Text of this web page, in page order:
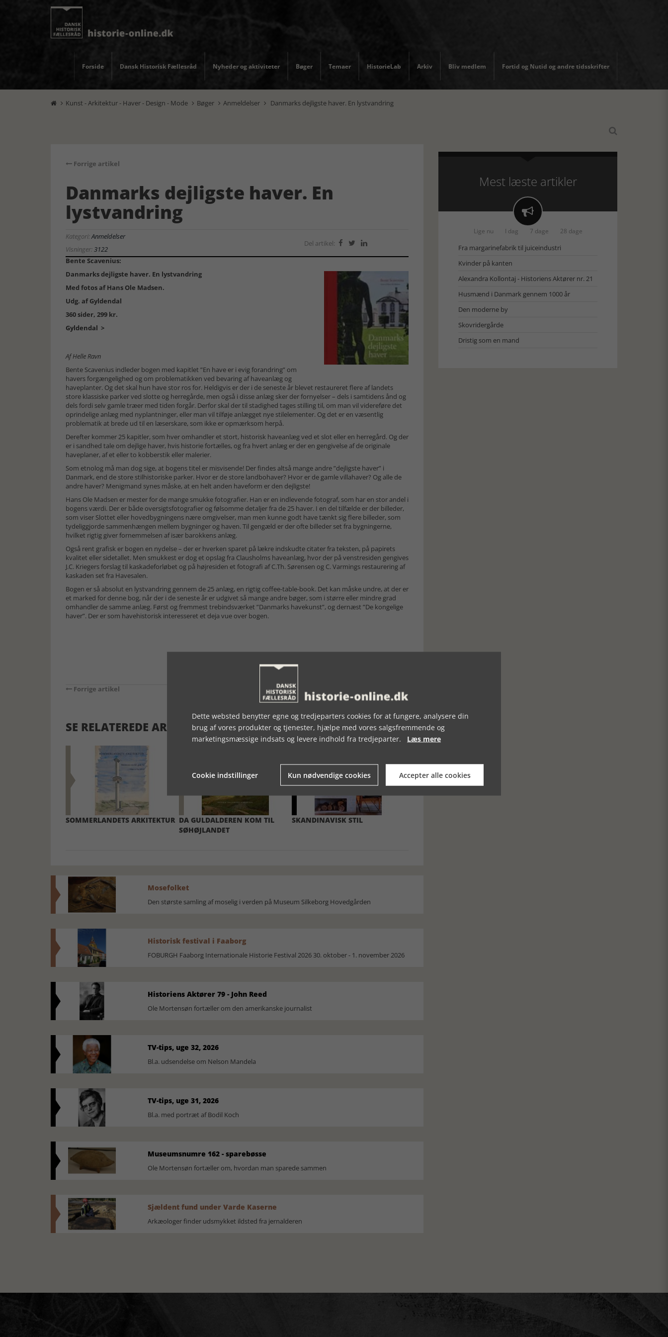
Forside Dansk Historisk Fællesråd Nyheder og aktiviteter Bøger Temaer HistorieLab Arkiv Bliv medlem Fortid og Nutid og andre tidsskrifter
 Kunst - Arkitektur - Haver - Design - Mode  Bøger  Anmeldelser  Danmarks dejligste haver. En lystvandring

Forrige artikel
Danmarks dejligste haver. En
lystvandring
Kategori:Anmeldelser
Visninger:3122
Del artikel:   
Bente Scavenius:
Danmarks dejligste haver. En lystvandring
Med fotos af Hans Ole Madsen.
Udg. af Gyldendal
360 sider, 299 kr.
Gyldendal >
Af Helle Ravn
Bente Scavenius indleder bogen med kapitlet ”En have er i evig forandring” om
havers forgængelighed og om problematikken ved bevaring af haveanlæg og
haveplanter. Og det skal hun have stor ros for. Heldigvis er der i de seneste år blevet restaureret flere af landets
store klassiske parker ved slotte og herregårde, men også i disse anlæg sker der fornyelser – dels i samtidens ånd og
dels fordi selv gamle træer med tiden forgår. Derfor skal der til stadighed tages stilling til, om man vil videreføre det
oprindelige anlæg med nyplantninger, eller man vil tilføje anlægget nye stilelementer. Og det er en væsentlig
problematik at brede ud til en læserskare, som ikke er opmærksom herpå.
Derefter kommer 25 kapitler, som hver omhandler et stort, historisk haveanlæg ved et slot eller en herregård. Og der
er i sandhed tale om dejlige haver, hvis historie fortælles, og fra hvert anlæg er der en gengivelse af de originale
haveplaner, af et eller to kobberstik eller malerier.
Som etnolog må man dog sige, at bogens titel er misvisende! Der findes altså mange andre ”dejligste haver” i
Danmark, end de store stilhistoriske parker. Hvor er de store landbohaver? Hvor er de gamle villahaver? Og alle de
andre haver? Menigmand synes måske, at en helt anden haveform er den dejligste!
Hans Ole Madsen er mester for de mange smukke fotografier. Han er en indlevende fotograf, som har en stor andel i
bogens værdi. Der er både oversigtsfotografier og følsomme detaljer fra de 25 haver. I en del tilfælde er der billeder,
som viser Slottet eller hovedbygningens nære omgivelser, man men kunne godt have tænkt sig flere billeder, som
tydeliggjorde sammenhængen mellem bygninger og haven. Til gengæld er der ofte billeder set fra bygningerne,
hvilket rigtig giver fornemmelsen af især barokkens anlæg.
Også rent grafisk er bogen en nydelse – der er hverken sparet på lækre indskudte citater fra teksten, på papirets
kvalitet eller sidetallet. Men smukkest er dog et opslag fra Clausholms haveanlæg, hvor der på venstresiden gengives
J.C. Kriegers forslag til kaskadeforløbet og på højresiden et fotografi af C.Th. Sørensen og C. Varmings restaurering af
kaskaden set fra Havesalen.
Bogen er så absolut en lystvandring gennem de 25 anlæg, en rigtig coffee-table-book. Det kan måske undre, at der er
et marked for denne bog, når der i de seneste år er udgivet så mange andre bøger, som i større eller mindre grad
omhandler de samme anlæg. Først og fremmest trebindsværket ”Danmarks havekunst”, og dernæst ”De kongelige
haver”. Der er som havehistorisk interesseret et deja vue over bogen.
Forrige artikel
SE RELATEREDE ARTIKLER
SOMMERLANDETS ARKITEKTUR DA GULDALDEREN KOM TIL
SØHØJLANDET
SKANDINAVISK STIL
Mosefolket
Den største samling af moselig i verden på Museum Silkeborg Hovedgården
Historisk festival i Faaborg
FOBURGH Faaborg Internationale Historie Festival 2026 30. oktober - 1. november 2026
Historiens Aktører 79 - John Reed
Ole Mortensøn fortæller om den amerikanske journalist
TV-tips, uge 32, 2026
Bl.a. udsendelse om Nelson Mandela
TV-tips, uge 31, 2026
Bl.a. med portræt af Bodil Koch
Museumsnumre 162 - sparebøsse
Ole Mortensøn fortæller om, hvordan man sparede sammen
Sjældent fund under Varde Kaserne
Arkæologer finder udsmykket ildsted fra jernalderen
Mest læste artikler

Lige nu I dag 7 dage 28 dage
Fra margarinefabrik til juiceindustri
Kvinder på kanten
Alexandra Kollontaj - Historiens Aktører nr. 21
Husmænd i Danmark gennem 1000 år
Den moderne by
Skovridergårde
Dristig som en mand
Dette websted benytter egne og tredjeparters cookies for at fungere, analysere din
brug af vores produkter og tjenester, hjælpe med vores salgsfremmende og
marketingsmæssige indsats og levere indhold fra tredjeparter. Læs mere
Cookie indstillinger Kun nødvendige cookies Accepter alle cookies